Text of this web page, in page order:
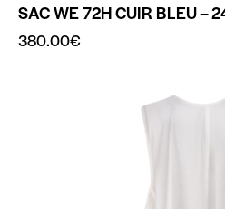
SAC WE 72H CUIR BLEU –
380.00€